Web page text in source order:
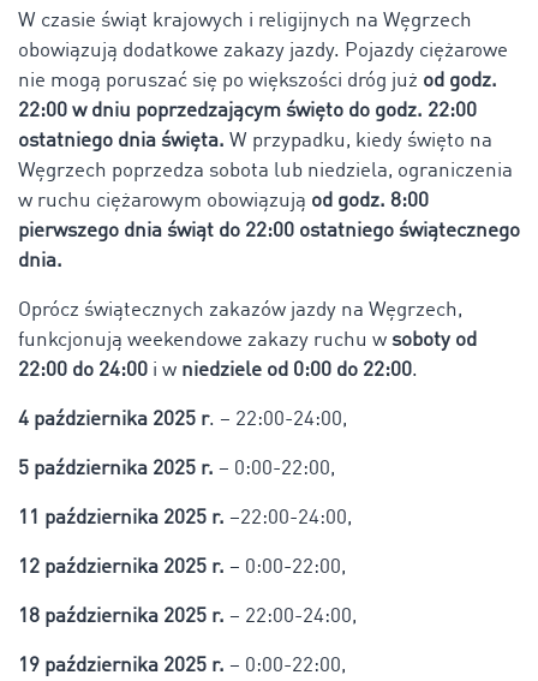
W czasie świąt krajowych i religijnych na Węgrzech
obowiązują dodatkowe zakazy jazdy. Pojazdy ciężarowe
nie mogą poruszać się po większości dróg już od godz.
22:00 w dniu poprzedzającym święto do godz. 22:00
ostatniego dnia święta. W przypadku, kiedy święto na
Węgrzech poprzedza sobota lub niedziela, ograniczenia
w ruchu ciężarowym obowiązują od godz. 8:00
pierwszego dnia świąt do 22:00 ostatniego świątecznego
dnia.
Oprócz świątecznych zakazów jazdy na Węgrzech,
funkcjonują weekendowe zakazy ruchu w soboty od
22:00 do 24:00 i w niedziele od 0:00 do 22:00.
4 października 2025 r. – 22:00-24:00,
5 października 2025 r. – 0:00-22:00,
11 października 2025 r. –22:00-24:00,
12 października 2025 r. – 0:00-22:00,
18 października 2025 r. – 22:00-24:00,
19 października 2025 r. – 0:00-22:00,